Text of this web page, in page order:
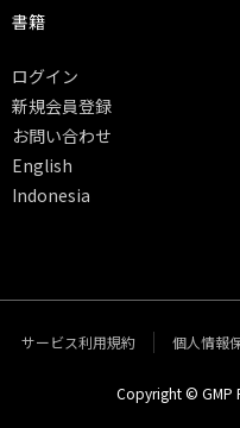
書籍
ログイン
新規会員登録
お問い合わせ
English
Indonesia
サービス利用規約 個人情報
Copyright © GMP